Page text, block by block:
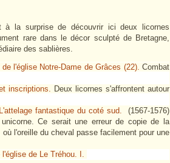
la surprise de découvrir ici deux licornes
rare dans le décor sculpté de Bretagne,
des sablières.
l'église Notre-Dame de Grâces (22). Combat
inscriptions. Deux licornes s'affrontent autour
fantastique du coté sud.
(1567-1576)
Ce serait une erreur de copie de la
l'oreille du cheval passe facilement pour une
de Le Tréhou. I.